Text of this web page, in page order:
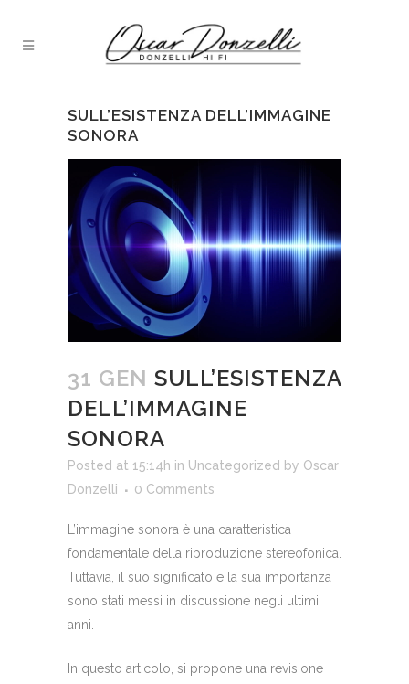
SULL’ESISTENZA DELL’IMMAGINE
SONORA
31 GEN SULL’ESISTENZA
DELL’IMMAGINE
SONORA
Posted at 15:14h in Uncategorized by Oscar
Donzelli
0 Comments
L’immagine sonora è una caratteristica
fondamentale della riproduzione stereofonica.
Tuttavia, il suo significato e la sua importanza
sono stati messi in discussione negli ultimi
anni.
In questo articolo, si propone una revisione